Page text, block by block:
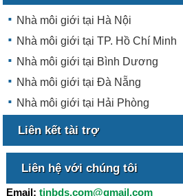
Nhà môi giới tại Hà Nội
Nhà môi giới tại TP. Hồ Chí Minh
Nhà môi giới tại Bình Dương
Nhà môi giới tại Đà Nẵng
Nhà môi giới tại Hải Phòng
Liên kết tài trợ
Liên hệ với chúng tôi
Email: tinbds.com@gmail.com